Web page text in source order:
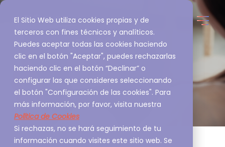
El Sitio Web utiliza cookies propias y de
terceros con fines técnicos y analíticos.
Puedes aceptar todas las cookies haciendo
clic en el botón "Aceptar", puedes rechazarlas
haciendo clic en el botón “Declinar” o
configurar las que consideres seleccionando
el botón "Configuración de las cookies". Para
más información, por favor, visita nuestra
Política de Cookies
Si rechazas, no se hará seguimiento de tu
información cuando visites este sitio web. Se